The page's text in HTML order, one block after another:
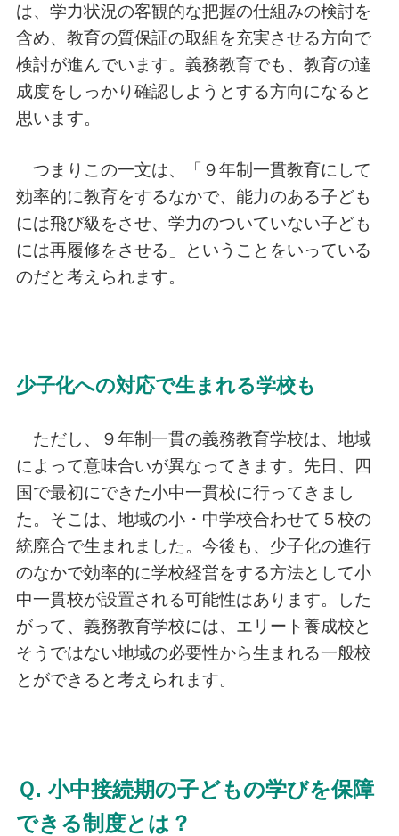
は、学力状況の客観的な把握の仕組みの検討を
含め、教育の質保証の取組を充実させる方向で
検討が進んでいます。義務教育でも、教育の達
成度をしっかり確認しようとする方向になると
思います。
つまりこの一文は、「９年制一貫教育にして
効率的に教育をするなかで、能力のある子ども
には飛び級をさせ、学力のついていない子ども
には再履修をさせる」ということをいっている
のだと考えられます。
少子化への対応で生まれる学校も
ただし、９年制一貫の義務教育学校は、地域
によって意味合いが異なってきます。先日、四
国で最初にできた小中一貫校に行ってきまし
た。そこは、地域の小・中学校合わせて５校の
統廃合で生まれました。今後も、少子化の進行
のなかで効率的に学校経営をする方法として小
中一貫校が設置される可能性はあります。した
がって、義務教育学校には、エリート養成校と
そうではない地域の必要性から生まれる一般校
とができると考えられます。
Ｑ. 小中接続期の子どもの学びを保障
できる制度とは？